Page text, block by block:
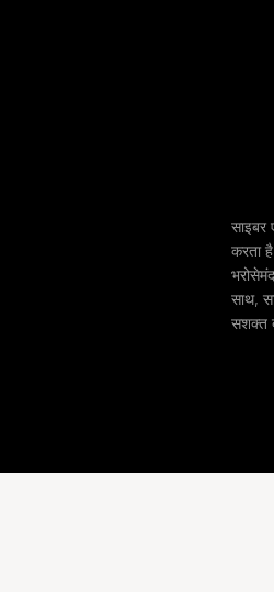
साइबर
करता
साथ,
सशक्त